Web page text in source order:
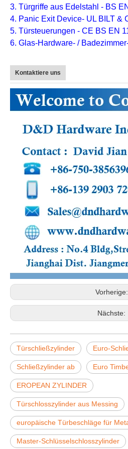
3. Türgriffe aus Edelstahl - BS
4. Panic Exit Device- UL BILT &
5. Türsteuerungen - CE BS EN
6. Glas-Hardware- /
Kontaktiere uns
Vorherige:
Nächste:
Türschließzylinder Euro-
Schließzylinder ab Euro
EROPEAN ZYLINDER
Türschlosszylinder aus Messing
europäische Türbeschläge für
Master-Schlüsselschlosszylinder